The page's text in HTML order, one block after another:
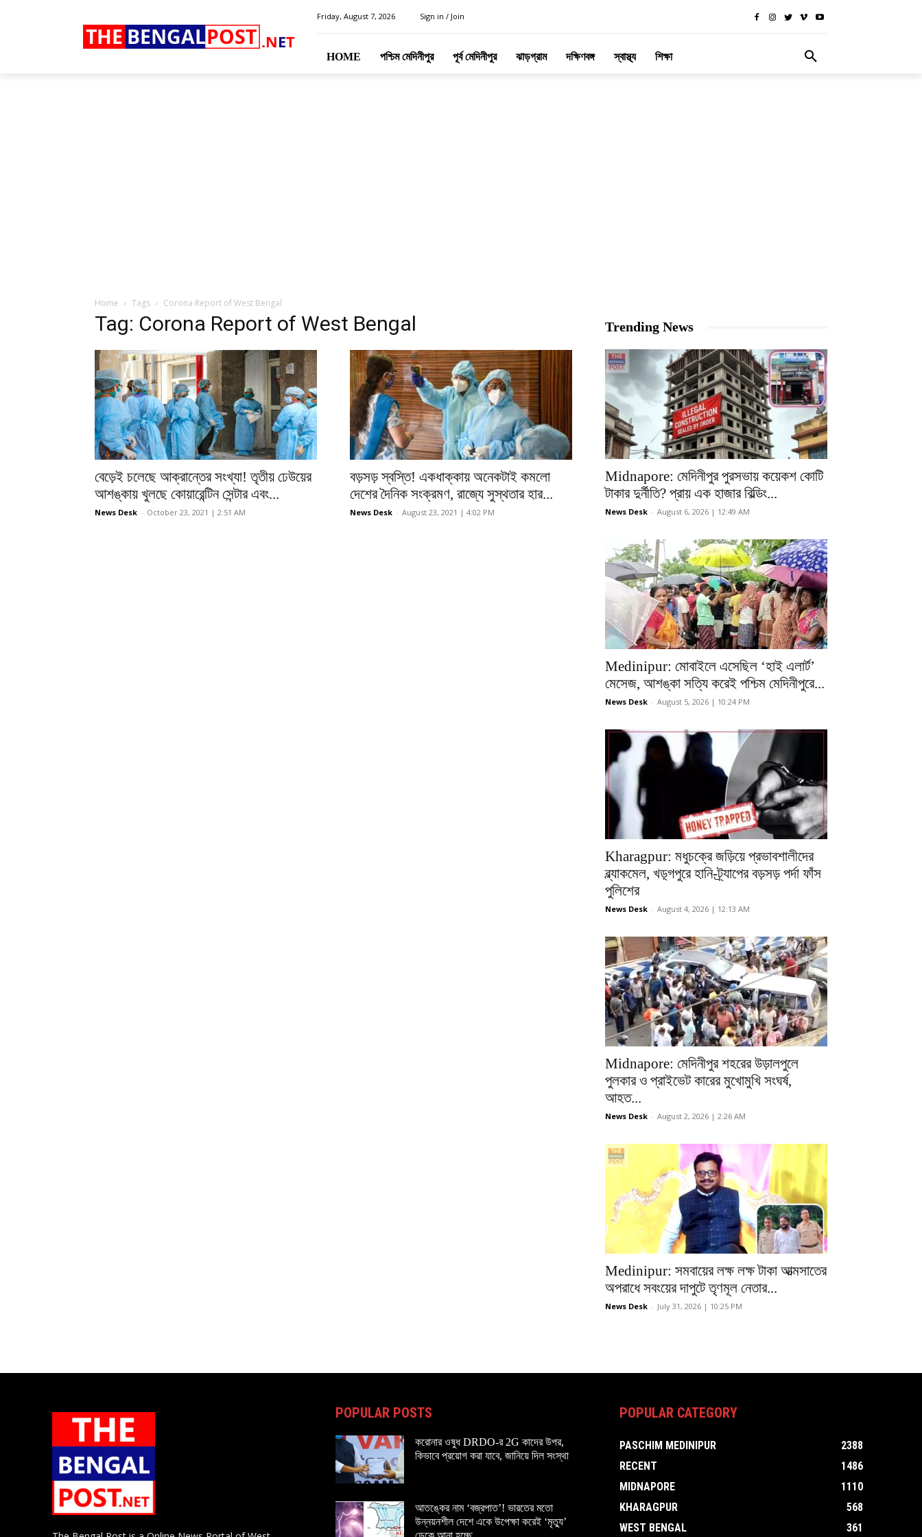
.NET
THE BENGALPOST
Friday, August 7, 2026 Sign in / Join
HOME পশ্চিম মেদিনীপুর পূর্ব মেদিনীপুর ঝাড়গ্রাম দক্ষিণবঙ্গ স্বাস্থ্য শিক্ষা
Home Tags Corona Report of West Bengal
Tag: Corona Report of West Bengal
বেড়েই চলেছে আক্রান্তের সংখ্যা! তৃতীয় ঢেউয়ের
আশঙ্কায় খুলছে কোয়ারেন্টিন সেন্টার এবং...
News Desk - October 23, 2021 | 2:51 AM
বড়সড় স্বস্তি! একধাক্কায় অনেকটাই কমলো
দেশের দৈনিক সংক্রমণ, রাজ্যে সুস্থতার হার...
News Desk - August 23, 2021 | 4:02 PM
Trending News
Midnapore: মেদিনীপুর পুরসভায় কয়েকশ কোটি
টাকার দুর্নীতি? প্রায় এক হাজার বিল্ডিং...
News Desk - August 6, 2026 | 12:49 AM
Medinipur: মোবাইলে এসেছিল ‘হাই এলার্ট’
মেসেজ, আশঙ্কা সত্যি করেই পশ্চিম মেদিনীপুরে...
News Desk - August 5, 2026 | 10:24 PM
Kharagpur: মধুচক্রে জড়িয়ে প্রভাবশালীদের
ব্ল্যাকমেল, খড়্গপুরে হানি-ট্র্যাপের বড়সড় পর্দা ফাঁস
পুলিশের
News Desk - August 4, 2026 | 12:13 AM
Midnapore: মেদিনীপুর শহরের উড়ালপুলে
পুলকার ও প্রাইভেট কারের মুখোমুখি সংঘর্ষ,
আহত...
News Desk - August 2, 2026 | 2:26 AM
Medinipur: সমবায়ের লক্ষ লক্ষ টাকা আত্মসাতের
অপরাধে সবংয়ের দাপুটে তৃণমূল নেতার...
News Desk - July 31, 2026 | 10:25 PM
POPULAR POSTS
করোনার ওষুধ DRDO-র 2G কাদের উপর,
কিভাবে প্রয়োগ করা যাবে, জানিয়ে দিল সংস্থা
আতঙ্কের নাম ‘বজ্রপাত’! ভারতের মতো
উন্নয়নশীল দেশে একে উপেক্ষা করেই ‘মৃত্যু’
POPULAR CATEGORY
PASCHIM MEDINIPUR
2388
RECENT
1486
MIDNAPORE
1110
KHARAGPUR
568
WEST BENGAL
361